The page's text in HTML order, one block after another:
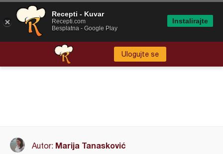
Ulogujte se
Autor: Marija Tanasković
Recepti - Kuvar
Recepti.com
Besplatna - Google Play
Instalirajte